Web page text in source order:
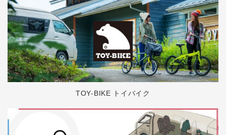
TOY-BIKE トイバイク